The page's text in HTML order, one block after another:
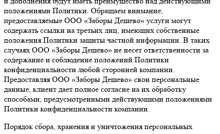
положениями Политики. Обращаем внимание,
предоставляемые ООО «Заборы Дешево» услуги могут
содержать ссылки на третьих лиц, имеющих собственные
положения Политики защиты частной информации. В таких
случаях ООО «Заборы Дешево» не несет ответственности за
содержание и соблюдение положений Политики
конфиденциальности любой сторонней компании.
Предоставляя ООО «Заборы Дешево» свои персональные
данные, клиент дает полное согласие на их обработку
способами, предусмотренными действующими положениями
Политики конфиденциальности компании.
Порядок сбора, хранения и уничтожения персональных